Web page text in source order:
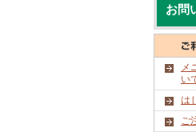
お問
メ
い
は
ご